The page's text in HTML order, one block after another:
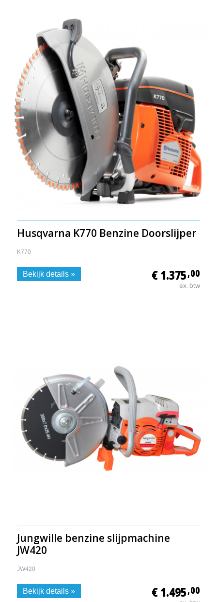
Husqvarna K770 Benzine Doorslijper
K770
€ 1.375,00
ex. btw
Bekijk details »
Jungwille benzine slijpmachine
JW420
JW420
€ 1.495,00
Bekijk details »